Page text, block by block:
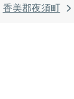
香美郡夜須町